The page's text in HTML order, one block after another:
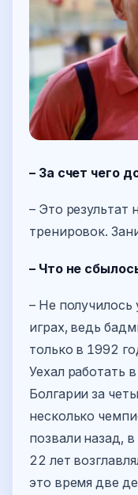
– За счет чего
– Это результат
тренировок.
– Что не
– Не получилось
играх, ведь
только в 1992
Уехал работать
Болгарии за
несколько
позвали назад,
22 лет
это время две